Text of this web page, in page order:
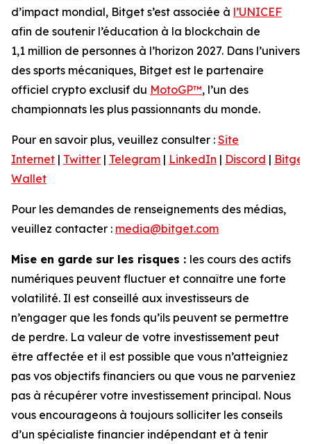
d’impact mondial, Bitget s’est associée à l’UNICEF
afin de soutenir l’éducation à la blockchain de
1,1 million de personnes à l’horizon 2027. Dans l’univers
des sports mécaniques, Bitget est le partenaire
officiel crypto exclusif du MotoGP™, l’un des
championnats les plus passionnants du monde.
Pour en savoir plus, veuillez consulter : Site
Internet | Twitter | Telegram | LinkedIn | Discord | Bitget
Wallet
Pour les demandes de renseignements des médias,
veuillez contacter : media@bitget.com
Mise en garde sur les risques : les cours des actifs
numériques peuvent fluctuer et connaître une forte
volatilité. Il est conseillé aux investisseurs de
n’engager que les fonds qu’ils peuvent se permettre
de perdre. La valeur de votre investissement peut
être affectée et il est possible que vous n’atteigniez
pas vos objectifs financiers ou que vous ne parveniez
pas à récupérer votre investissement principal. Nous
vous encourageons à toujours solliciter les conseils
d’un spécialiste financier indépendant et à tenir